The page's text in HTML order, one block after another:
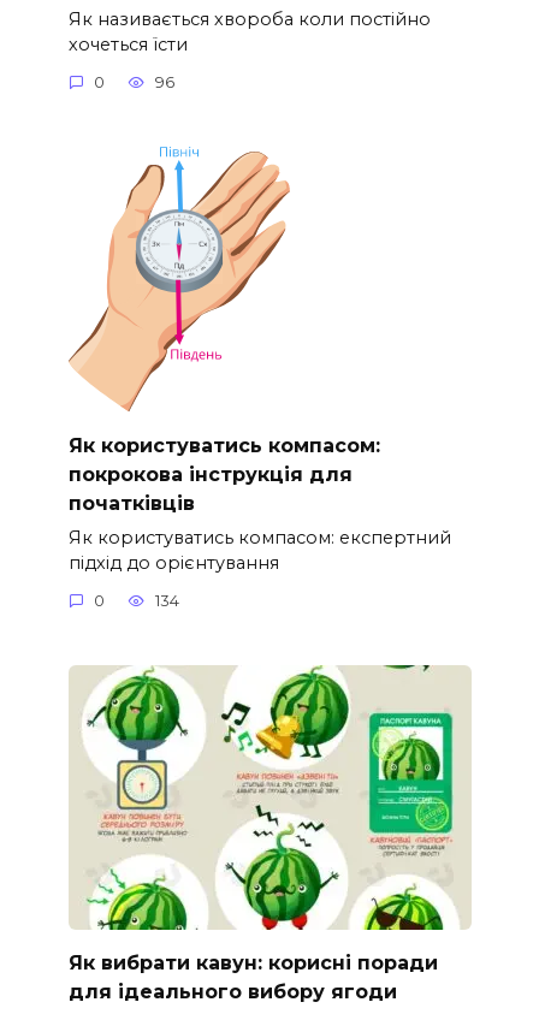
Як називається хвороба коли постійно
хочеться їсти
0 96
Як користуватись компасом:
покрокова інструкція для
початківців
Як користуватись компасом: експертний
підхід до орієнтування
0 134
Як вибрати кавун: корисні поради
для ідеального вибору ягоди